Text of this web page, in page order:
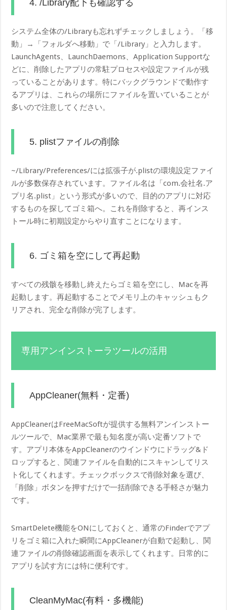
4. /Library配下も確認する
システム全体の/Libraryも忘れずチェックしましょう。「移
動」→「フォルダへ移動」で「/Library」と入力します。
LaunchAgents、LaunchDaemons、Application Supportな
どに、削除したアプリの常駐プロセスや設定ファイルが残
っていることがあります。特にバックグラウンドで動作す
るアプリは、これらの場所にファイルを置いていることが
多いので注意してください。
5. plistファイルの削除
~/Library/Preferences/には拡張子が.plistの環境設定ファイ
ルが多数保存されています。ファイル名は「com.会社名.ア
プリ名.plist」という形式が多いので、目的のアプリに対応
するものを探してゴミ箱へ。これを削除すると、再インス
トール時に初期設定からやり直すことになります。
6. ゴミ箱を空にして再起動
すべての残骸を移動し終えたらゴミ箱を空にし、Macを再
起動します。再起動することでメモリ上のキャッシュもク
リアされ、完全な削除が完了します。
専用アンインストーラツールの活用
AppCleaner(無料・定番)
AppCleanerはFreeMacSoftが提供する無料アンインストー
ルツールで、Mac業界で最も知名度が高い定番ソフトで
す。アプリ本体をAppCleanerのウインドウにドラッグ&ド
ロップすると、関連ファイルを自動的にスキャンしてリス
ト化してくれます。チェックボックスで削除対象を選び、
「削除」ボタンを押すだけで一括削除できる手軽さが魅力
です。
SmartDelete機能をONにしておくと、通常のFinderでアプ
リをゴミ箱に入れた瞬間にAppCleanerが自動で起動し、関
連ファイルの削除確認画面を表示してくれます。日常的に
アプリを試す方には特に便利です。
CleanMyMac(有料・多機能)